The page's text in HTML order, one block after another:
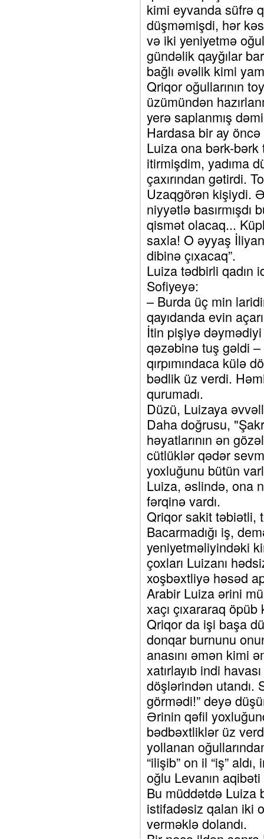
kimi eyvanda süfrə
düşməmişdi, hər
və iki yeniyetmə
gündəlik qayğılar
bağlı əvəlik kimi
Qriqor oğullarının
üzümündən
yerə saplanmış
Hardasa bir ay
Luiza ona bərk-bərk
itirmişdim, yadıma
çaxırından gətirdi.
Uzaqgörən kişiydi.
niyyətlə basırmışdı
qismət olacaq...
saxla! O əyyaş
dibinə çıxacaq”.
Luiza tədbirli qadın
Sofiyeyə:
– Burda üç min
qayıdanda evin
İtin pişiyə
qəzəbinə tuş gəldi –
qırpımındaca külə
bədlik üz verdi.
qurumadı.
Düzü, Luizaya
Daha doğrusu,
həyatlarının ən
cütlüklər qədər
yoxluğunu bütün
Luiza, əslində, ona
fərqinə vardı.
Qriqor sakit təbiətli,
Bacarmadığı iş,
yeniyetməliyindəki
çoxları Luizanı
xoşbəxtliyə həsəd
Arabir Luiza ərini
xaçı çıxararaq
Qriqor da işi başa
donqar burnunu
anasını əmən kimi
xatırlayıb indi
döşlərindən utandı.
görmədi!” deyə
Ərinin qəfil
bədbəxtliklər üz
yollanan
“ilişib” on il “iş”
oğlu Levanın
Bu müddətdə Luiza
istifadəsiz qalan iki
verməklə dolandı.